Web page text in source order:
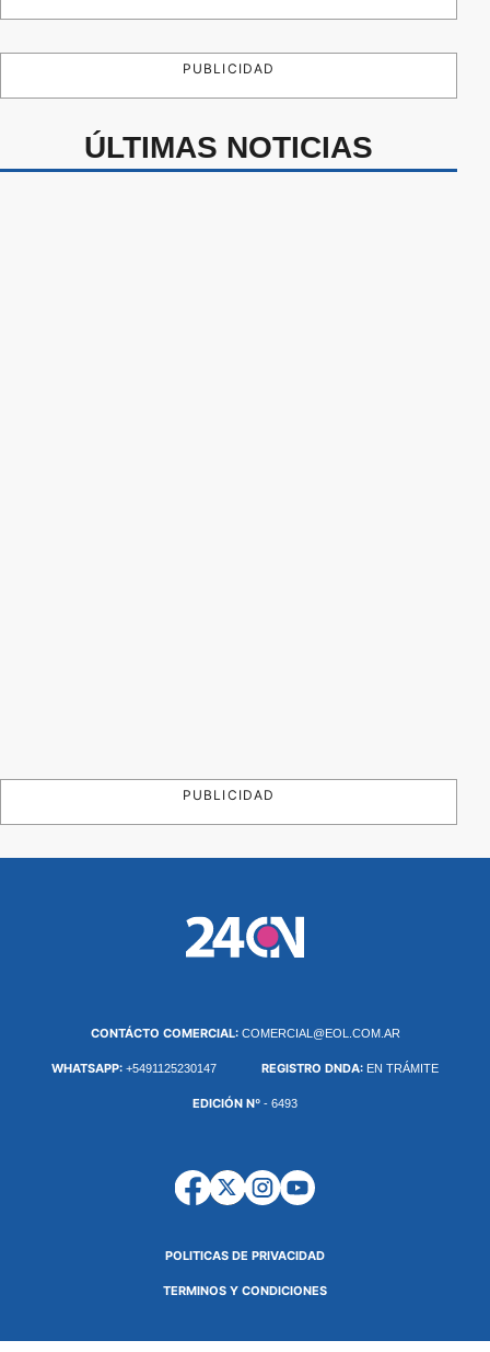
PUBLICIDAD
ÚLTIMAS NOTICIAS
PUBLICIDAD
CONTÁCTO COMERCIAL: COMERCIAL@EOL.COM.AR
WHATSAPP: +5491125230147 REGISTRO DNDA: EN TRÁMITE
EDICIÓN Nº - 6493
POLITICAS DE PRIVACIDAD
TERMINOS Y CONDICIONES